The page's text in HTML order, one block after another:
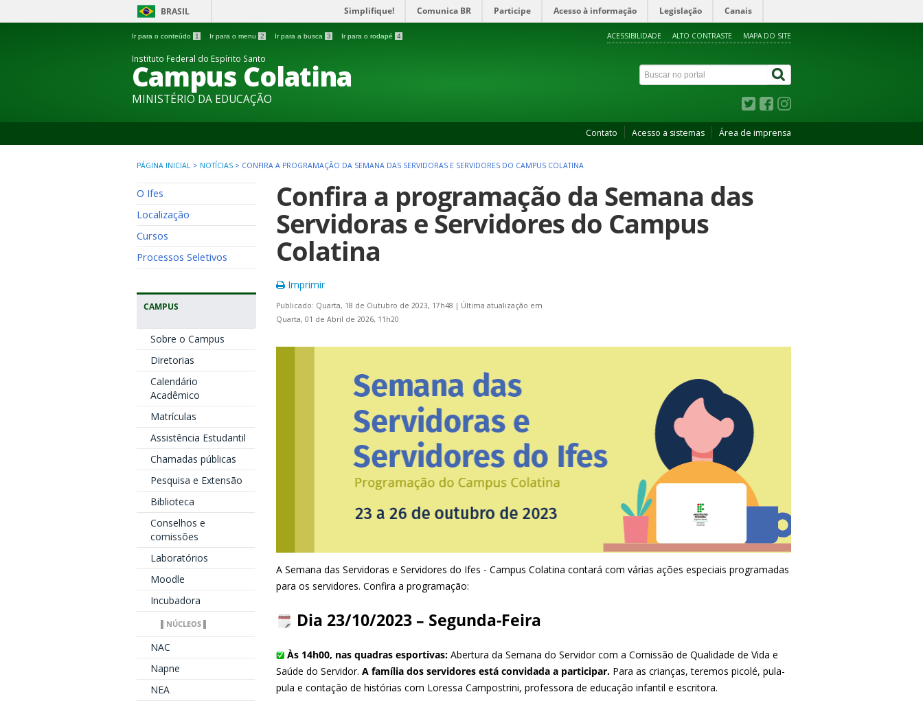
BRASIL Simplifique! Comunica BR Participe Acesso à informação Legislação Canais
Ir para o conteúdo 1 Ir para o menu 2 Ir para a busca 3 Ir para o rodapé 4 ACESSIBILIDADE ALTO CONTRASTE MAPA DO SITE
Instituto Federal do Espírito Santo
Campus Colatina
MINISTÉRIO DA EDUCAÇÃO
Contato Acesso a sistemas Área de imprensa
PÁGINA INICIAL > NOTÍCIAS > CONFIRA A PROGRAMAÇÃO DA SEMANA DAS SERVIDORAS E SERVIDORES DO CAMPUS COLATINA
O Ifes
Localização
Cursos
Processos Seletivos
CAMPUS
Sobre o Campus
Diretorias
Calendário
Acadêmico
Matrículas
Assistência Estudantil
Chamadas públicas
Pesquisa e Extensão
Biblioteca
Conselhos e
comissões
Laboratórios
Moodle
Incubadora
▌NÚCLEOS ▌
NAC
Napne
NEA
Confira a programação da Semana das
Servidoras e Servidores do Campus
Colatina
Imprimir
Publicado: Quarta, 18 de Outubro de 2023, 17h48 | Última atualização em
Quarta, 01 de Abril de 2026, 11h20
A Semana das Servidoras e Servidores do Ifes - Campus Colatina contará com várias ações especiais programadas
para os servidores. Confira a programação:
Dia 23/10/2023 – Segunda-Feira
Às 14h00, nas quadras esportivas: Abertura da Semana do Servidor com a Comissão de Qualidade de Vida e
Saúde do Servidor. A família dos servidores está convidada a participar. Para as crianças, teremos picolé, pula-
pula e contação de histórias com Loressa Campostrini, professora de educação infantil e escritora.